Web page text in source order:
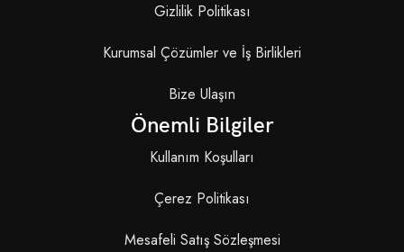
Gizlilik Politikası
Kurumsal Çözümler ve İş Birlikleri
Bize Ulaşın
Önemli Bilgiler
Kullanım Koşulları
Çerez Politikası
Mesafeli Satış Sözleşmesi